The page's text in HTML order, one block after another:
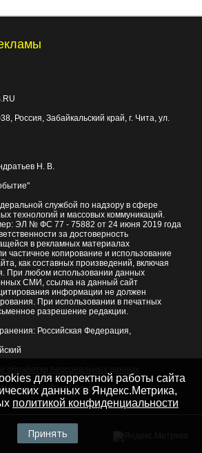
, Россия, Забайкальский край, г. Чита, ул.
Н. В.
службой по надзору в сфере
технологий и массовых коммуникаций.
ЭЛ № ФС 77 - 75882 от 24 июня 2019 года
за достоверность
в рекламных материалах
частичное копирование и использование
как составных произведений, включая
При любом использовании данных
СМИ, ссылка на данный сайт
информации не должен
При использовании в печатных
разрешение редакции.
Российская Федерация,
и Забайкальского края
для корректной работы сайта
данных в Яндекс.Метрика,
политикой конфиденциальности
Принять